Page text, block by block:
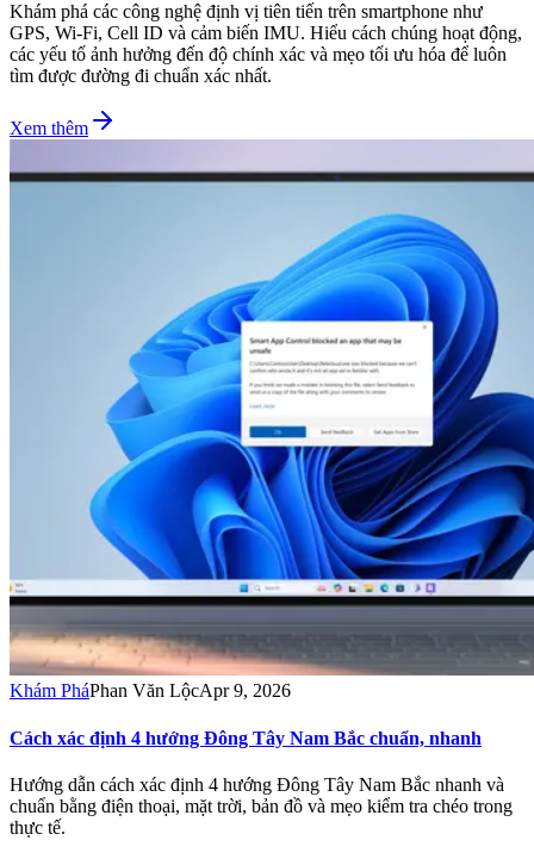
Khám phá các công nghệ định vị tiên tiến trên smartphone như
GPS, Wi-Fi, Cell ID và cảm biến IMU. Hiểu cách chúng hoạt động,
các yếu tố ảnh hưởng đến độ chính xác và mẹo tối ưu hóa để luôn
tìm được đường đi chuẩn xác nhất.
Xem thêm
Khám PháPhan Văn LộcApr 9, 2026
Cách xác định 4 hướng Đông Tây Nam Bắc chuẩn, nhanh
Hướng dẫn cách xác định 4 hướng Đông Tây Nam Bắc nhanh và
chuẩn bằng điện thoại, mặt trời, bản đồ và mẹo kiểm tra chéo trong
thực tế.